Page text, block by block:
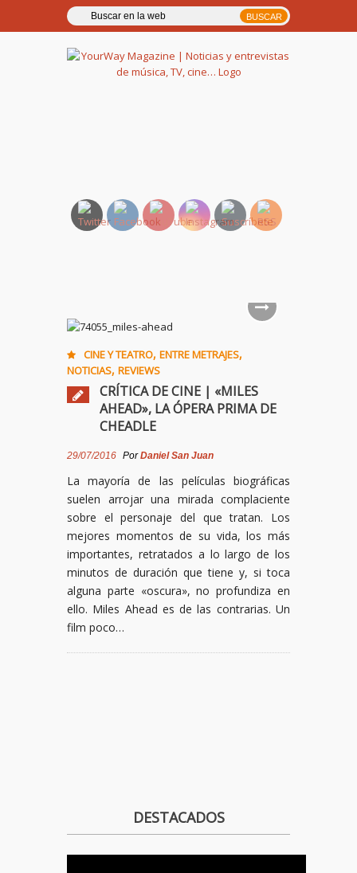
CINE Y TEATRO, ENTRE METRAJES,
NOTICIAS, REVIEWS
CRÍTICA DE CINE | «MILES
AHEAD», LA ÓPERA PRIMA DE
CHEADLE
29/07/2016 PorDaniel San Juan
La mayoría de las películas biográficas
suelen arrojar una mirada complaciente
sobre el personaje del que tratan. Los
mejores momentos de su vida, los más
importantes, retratados a lo largo de los
minutos de duración que tiene y, si toca
alguna parte «oscura», no profundiza en
ello. Miles Ahead es de las contrarias. Un
film poco…
DESTACADOS